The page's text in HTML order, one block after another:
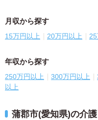
月収から探す
15万円以上 20万円以上
年収から探す
250万円以上 300万円以上
以上
蒲郡市(愛知県)の介